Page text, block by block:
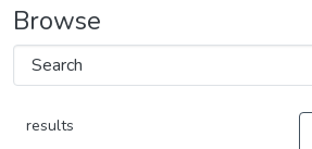
Browse
results